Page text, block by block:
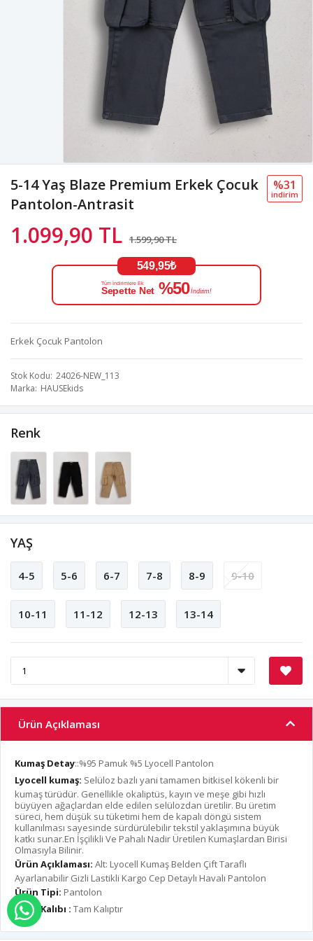
5-14 Yaş Blaze Premium Erkek Çocuk
Pantolon-Antrasit
1.099,90 TL 1.599,90 TL
%31
i̇ndi̇ri̇m
549,95₺
Tüm İndirimlere Ek
Sepette Net %50 İndirim!
Erkek Çocuk Pantolon
Stok Kodu 24026-NEW_113
Marka HAUSEkids
Renk
YAŞ
4-5 5-6 6-7 7-8 8-9 9-10
10-11 11-12 12-13 13-14
Ürün Açıklaması
Kumaş Detay::%95 Pamuk %5 Lyocell Pantolon
Lyocell kumaş: Selüloz bazlı yani tamamen bitkisel kökenli bir
kumaş türüdür. Genellikle okaliptüs, kayın ve meşe gibi hızlı
büyüyen ağaçlardan elde edilen selülozdan üretilir. Bu üretim
süreci, hem düşük su tüketimi hem de kapalı döngü sistem
kullanılması sayesinde sürdürülebilir tekstil yaklaşımına büyük
katkı sunar.En İşçilikli Ve Pahalı Nadir Üretilen Kumaşlardan Birisi
Olmasıyla Bilinir.
Ürün Açıklaması: Alt: Lyocell Kumaş Belden Çift Taraflı
Ayarlanabilir Gizli Lastikli Kargo Cep Detaylı Havalı Pantolon
Ürün Tipi: Pantolon
Ürün Kalıbı : Tam Kalıptır
WHATSAPP İLE SİPARİŞ VER